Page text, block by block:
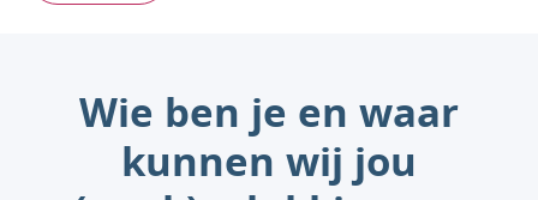
Wie ben je en waar
kunnen wij jou